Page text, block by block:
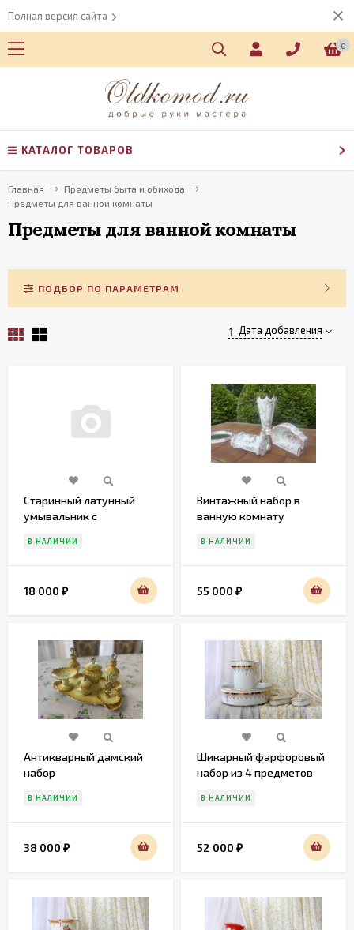
Полная версия сайта
0
КАТАЛОГ ТОВАРОВ
Главная
Предметы быта и обихода
Предметы для ванной комнаты
Предметы для ванной комнаты
ПОДБОР ПО ПАРАМЕТРАМ
Дата добавления
Старинный латунный
умывальник с
В НАЛИЧИИ
18 000 ₽
Винтажный набор в
ванную комнату
В НАЛИЧИИ
55 000 ₽
Антикварный дамский
набор
В НАЛИЧИИ
38 000 ₽
Шикарный фарфоровый
набор из 4 предметов
В НАЛИЧИИ
52 000 ₽